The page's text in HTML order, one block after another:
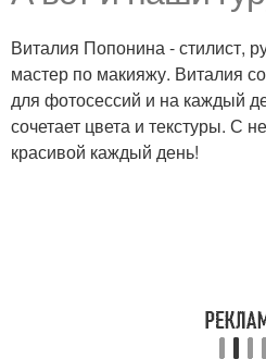
Виталия Попонина - стилист,
мастер по макияжу. Виталия
для фотосессий и на каждый
сочетает цвета и текстуры. С
красивой каждый день!